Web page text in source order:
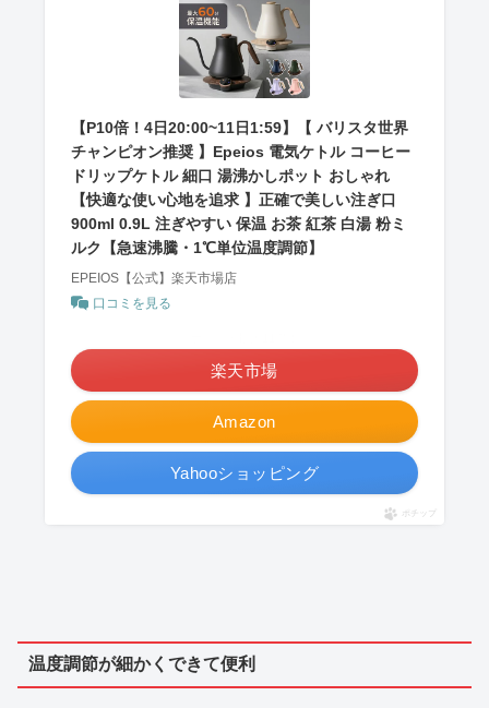
【P10倍！4日20:00~11日1:59】【 バリスタ世界
チャンピオン推奨 】Epeios 電気ケトル コーヒー
ドリップケトル 細口 湯沸かしポット おしゃれ
【快適な使い心地を追求 】正確で美しい注ぎ口
900ml 0.9L 注ぎやすい 保温 お茶 紅茶 白湯 粉ミ
ルク【急速沸騰・1℃単位温度調節】
EPEIOS【公式】楽天市場店
口コミを見る
Amazon
楽天市場
Yahooショッピング
ポチップ
温度調節が細かくできて便利